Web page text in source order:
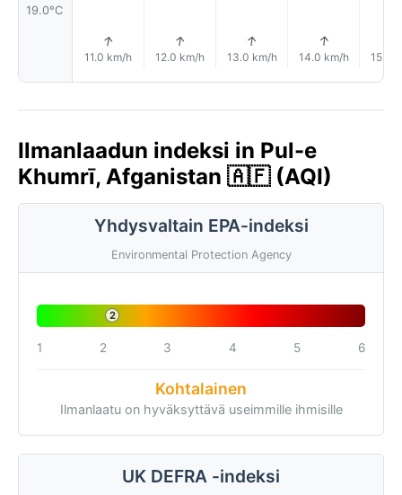
19.0°C
↑
11.0 km/h
↑
12.0 km/h
↑
13.0 km/h
↑
14.0 km/h 15.0
Ilmanlaadun indeksi in Pul-e
Khumrī, Afganistan 🇦🇫 (AQI)
Yhdysvaltain EPA-indeksi
Environmental Protection Agency
2
1 2 3 4 5 6
Kohtalainen
Ilmanlaatu on hyväksyttävä useimmille ihmisille
UK DEFRA -indeksi